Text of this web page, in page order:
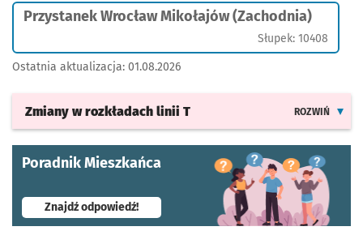
Przystanek Wrocław Mikołajów (Zachodnia)
Słupek: 10408
Ostatnia aktualizacja: 01.08.2026
Zmiany w rozkładach linii T ROZWIŃ
Poradnik Mieszkańca
Znajdź odpowiedź!- otworzy się w nowej karcie